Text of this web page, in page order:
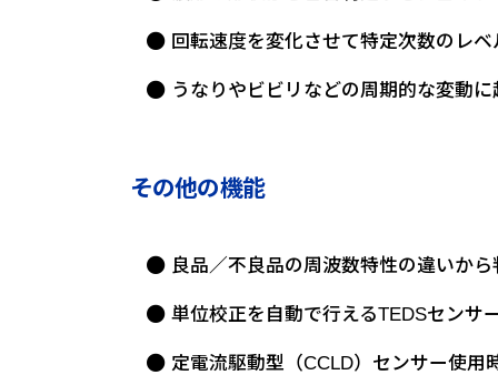
回転速度を変化させて特定次数のレ
うなりやビビリなどの周期的な変動
その他の機能
良品／不良品の周波数特性の違いか
単位校正を自動で行えるTEDSセンサ
定電流駆動型（CCLD）センサー使用